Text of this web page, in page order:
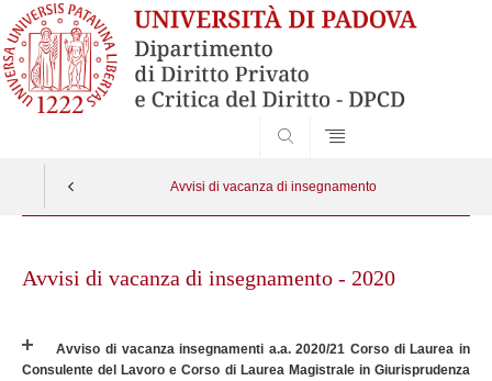
Avvisi di vacanza di insegnamento
contentAvvisi di vacanza di insegnamento - 2020
Avviso di vacanza insegnamenti a.a. 2020/21 Corso di Laurea in
Consulente del Lavoro e Corso di Laurea Magistrale in Giurisprudenza